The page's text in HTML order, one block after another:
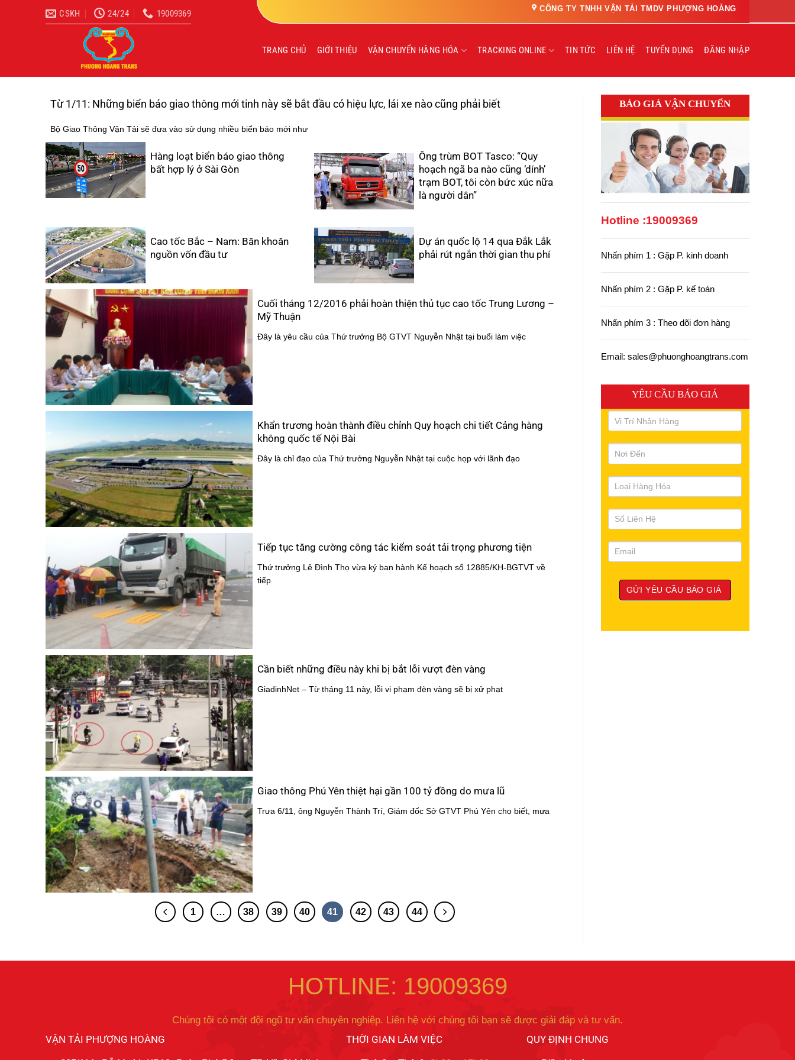
CSKH 24/24 19009369 CÔNG TY TNHH VẬN TẢI TMDV PHƯỢNG HOÀNG
TRANG CHỦ GIỚI THIỆU VẬN CHUYỂN HÀNG HÓA TRACKING ONLINE TIN TỨC LIÊN HỆ TUYỂN DỤNG ĐĂNG NHẬP
Từ 1/11: Những biển báo giao thông mới tinh này sẽ bắt đầu có hiệu lực, lái xe nào cũng phải biết
Bộ Giao Thông Vận Tải sẽ đưa vào sử dụng nhiều biển báo mới như
Hàng loạt biển báo giao thông
bất hợp lý ở Sài Gòn
Ông trùm BOT Tasco: “Quy
hoạch ngã ba nào cũng ‘dính’
trạm BOT, tôi còn bức xúc nữa
là người dân”
Cao tốc Bắc – Nam: Băn khoăn
nguồn vốn đầu tư
Dự án quốc lộ 14 qua Đắk Lắk
phải rút ngắn thời gian thu phí
Cuối tháng 12/2016 phải hoàn thiện thủ tục cao tốc Trung Lương –
Mỹ Thuận
Đây là yêu cầu của Thứ trưởng Bộ GTVT Nguyễn Nhật tại buổi làm việc
Khẩn trương hoàn thành điều chỉnh Quy hoạch chi tiết Cảng hàng
không quốc tế Nội Bài
Đây là chỉ đạo của Thứ trưởng Nguyễn Nhật tại cuộc họp với lãnh đạo
Tiếp tục tăng cường công tác kiểm soát tải trọng phương tiện
Thứ trưởng Lê Đình Thọ vừa ký ban hành Kế hoạch số 12885/KH-BGTVT về
tiếp
Cần biết những điều này khi bị bắt lỗi vượt đèn vàng
GiadinhNet – Từ tháng 11 này, lỗi vi phạm đèn vàng sẽ bị xử phạt
Giao thông Phú Yên thiệt hại gần 100 tỷ đồng do mưa lũ
Trưa 6/11, ông Nguyễn Thành Trí, Giám đốc Sở GTVT Phú Yên cho biết, mưa
1 … 38 39 40 41 42 43 44
BÁO GIÁ VẬN CHUYỂN
Hotline :19009369
Nhấn phím 1 : Gặp P. kinh doanh
Nhấn phím 2 : Gặp P. kế toán
Nhấn phím 3 : Theo dõi đơn hàng
Email: sales@phuonghoangtrans.com
YÊU CẦU BÁO GIÁ
HOTLINE: 19009369
Chúng tôi có một đội ngũ tư vấn chuyên nghiệp. Liên hệ với chúng tôi bạn sẽ được giải đáp và tư vấn.
VẬN TẢI PHƯỢNG HOÀNG THỜI GIAN LÀM VIỆC QUY ĐỊNH CHUNG